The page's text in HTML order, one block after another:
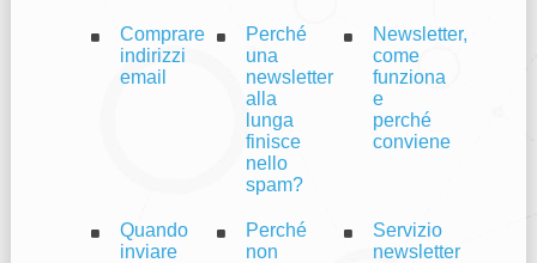
Comprare
indirizzi
email
Perché
una
newsletter
alla
lunga
finisce
nello
spam?
Newsletter,
come
funziona
e
perché
conviene
Quando
inviare
Perché
non
Servizio
newsletter